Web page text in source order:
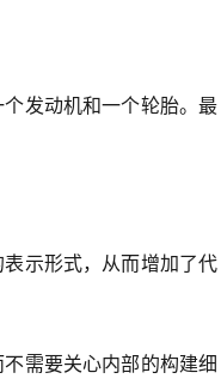
发动机和一个轮胎。最
示形式，从而增加了代
需要关心内部的构建细